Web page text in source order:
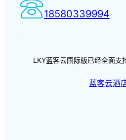
18580339994
LKY蓝客云国际版已经全面
蓝客云酒